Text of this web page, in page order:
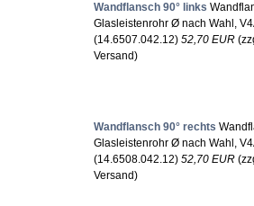
Wandflansch 90° links
Glasleistenrohr Ø nach Wahl,
(14.6507.042.12) 52,70 EUR
Versand)
Wandflansch 90° rechts
Glasleistenrohr Ø nach Wahl,
(14.6508.042.12) 52,70 EUR
Versand)